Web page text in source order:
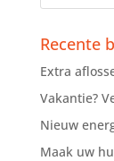
Recente
Extra
Vakantie?
Nieuw
Maak uw